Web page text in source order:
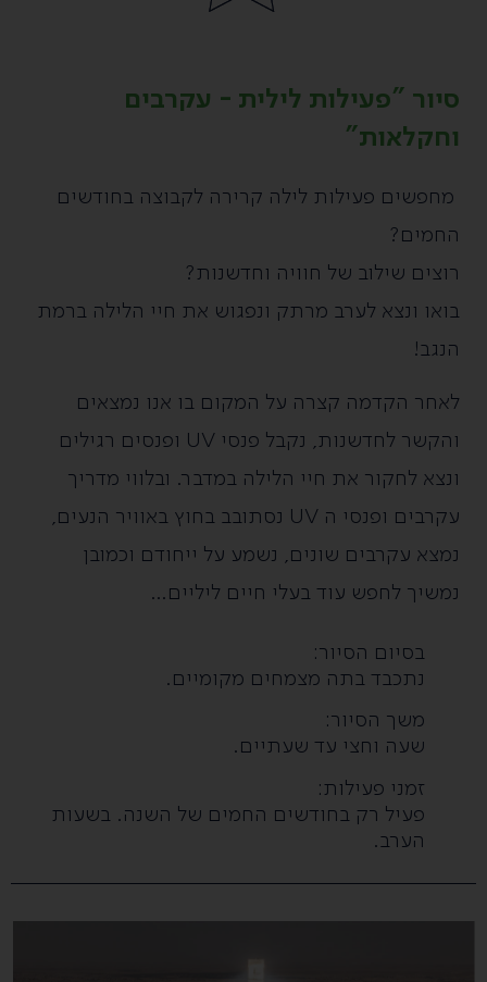
סיור "פעילות לילית - עקרבים
וחקלאות"
מחפשים פעילות לילה קרירה לקבוצה בחודשים
החמים?
רוצים שילוב של חוויה וחדשנות?
בואו ונצא לערב מרתק ונפגוש את חיי הלילה ברמת
הנגב!
לאחר הקדמה קצרה על המקום בו אנו נמצאים
והקשר לחדשנות, נקבל פנסי UV ופנסים
רגילים
ונצא לחקור את חיי הלילה במדבר. ובלווי מדריך
עקרבים ופנסי ה UV נסתובב בחוץ באוויר הנעים
,
נמצא עקרבים שונים, נשמע על ייחודם וכמובן
נמשיך לחפש עוד בעלי חיים ליליים…
בסיום הסיור:
נתכבד בתה מצמחים מקומיים.
משך הסיור:
שעה וחצי עד שעתיים.
זמני פעילות:
פעיל רק בחודשים החמים של השנה. בשעות
הערב.